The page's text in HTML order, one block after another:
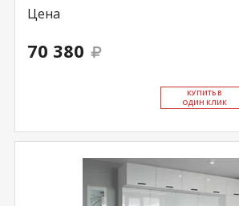
Цена
70 380
КУ­ПИТЬ В
ОДИН КЛИК